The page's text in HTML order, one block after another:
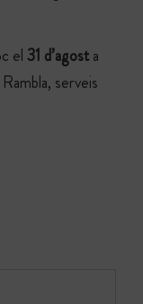
el31 d’agosta
serveis